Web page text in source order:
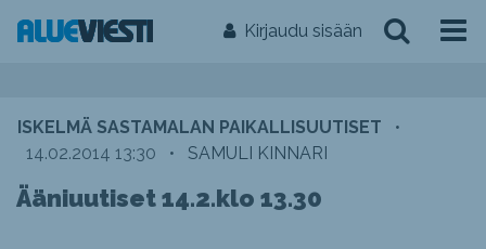
Kirjaudu sisään
ISKELMÄ SASTAMALAN PAIKALLISUUTISET
•
14.02.2014 13:30
• SAMULI KINNARI
Ääniuutiset 14.2.klo 13.30